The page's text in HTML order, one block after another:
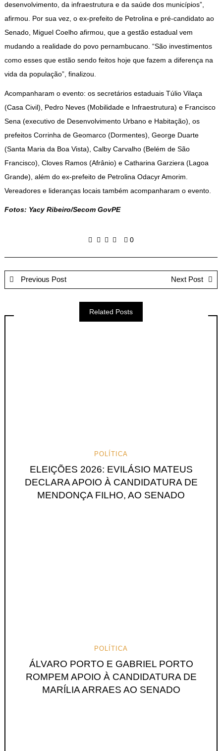
desenvolvimento, da infraestrutura e da saúde dos municípios”,
afirmou. Por sua vez, o ex-prefeito de Petrolina e pré-candidato ao
Senado, Miguel Coelho afirmou, que a gestão estadual vem
mudando a realidade do povo pernambucano. “São investimentos
como esses que estão sendo feitos hoje que fazem a diferença na
vida da população”, finalizou.
Acompanharam o evento: os secretários estaduais Túlio Vilaça
(Casa Civil), Pedro Neves (Mobilidade e Infraestrutura) e Francisco
Sena (executivo de Desenvolvimento Urbano e Habitação), os
prefeitos Corrinha de Geomarco (Dormentes), George Duarte
(Santa Maria da Boa Vista), Calby Carvalho (Belém de São
Francisco), Cloves Ramos (Afrânio) e Catharina Garziera (Lagoa
Grande), além do ex-prefeito de Petrolina Odacyr Amorim.
Vereadores e lideranças locais também acompanharam o evento.
Fotos: Yacy Ribeiro/Secom GovPE
0
Previous Post Next Post
Related Posts
POLÍTICA
ELEIÇÕES 2026: EVILÁSIO MATEUS
DECLARA APOIO À CANDIDATURA DE
MENDONÇA FILHO, AO SENADO
POLÍTICA
ÁLVARO PORTO E GABRIEL PORTO
ROMPEM APOIO À CANDIDATURA DE
MARÍLIA ARRAES AO SENADO